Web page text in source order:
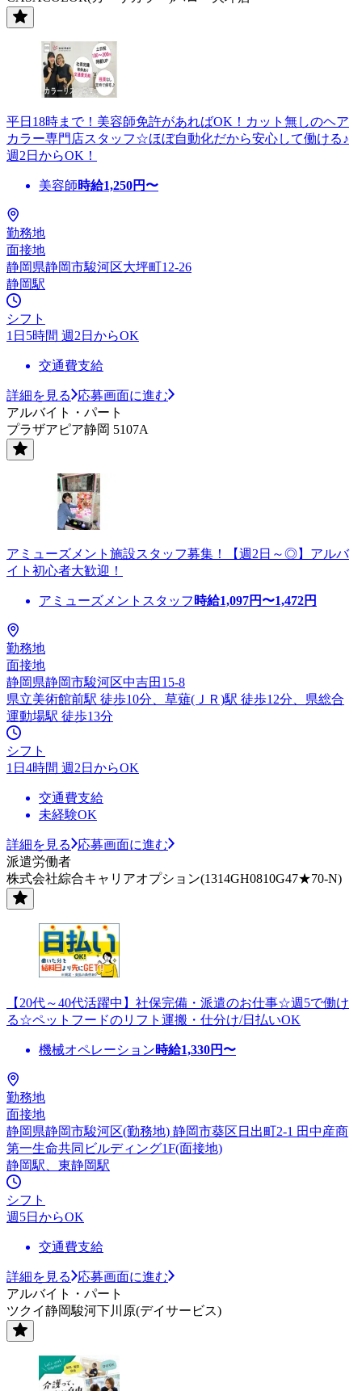
平日18時まで！美容師免許があればOK！カット無しのヘア
カラー専門店スタッフ☆ほぼ自動化だから安心して働ける♪
週2日からOK！
美容師時給1,250円〜
勤務地
面接地
静岡県静岡市駿河区大坪町12-26
静岡駅
シフト
1日5時間 週2日からOK
交通費支給
詳細を見る
応募画面に進む
アルバイト・パート
プラザアピア静岡 5107A
アミューズメント施設スタッフ募集！【週2日～◎】アルバ
イト初心者大歓迎！
アミューズメントスタッフ 時給1,097円〜1,472円
勤務地
面接地
静岡県静岡市駿河区中吉田15-8
県立美術館前駅 徒歩10分、草薙(ＪＲ)駅 徒歩12分、県総合
運動場駅 徒歩13分
シフト
1日4時間 週2日からOK
交通費支給
未経験OK
詳細を見る
応募画面に進む
派遣労働者
株式会社綜合キャリアオプション(1314GH0810G47★70-N)
【20代～40代活躍中】社保完備・派遣のお仕事☆週5で働け
る☆ペットフードのリフト運搬・仕分け/日払いOK
機械オペレーション時給1,330円〜
勤務地
面接地
静岡県静岡市駿河区(勤務地) 静岡市葵区日出町2-1 田中産商
第一生命共同ビルディング1F(面接地)
静岡駅、東静岡駅
シフト
週5日からOK
交通費支給
詳細を見る
応募画面に進む
アルバイト・パート
ツクイ静岡駿河下川原(デイサービス)